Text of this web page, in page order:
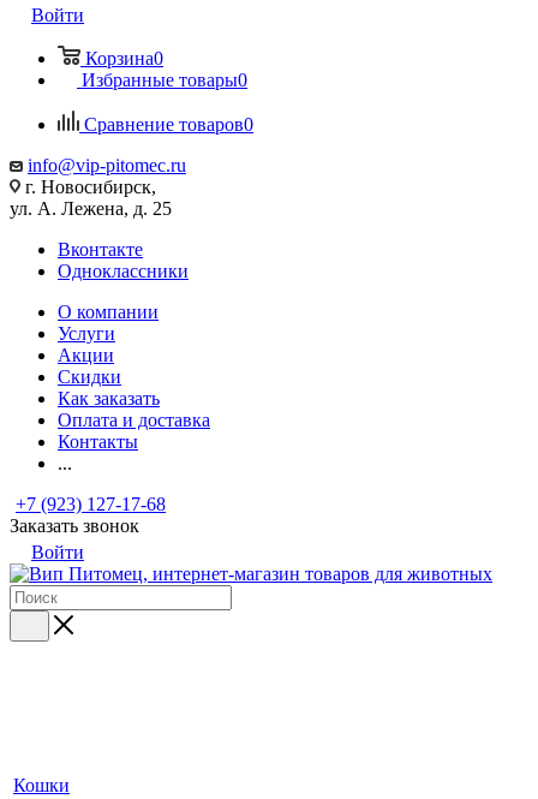
Войти
Корзина0
Избранные товары0
Сравнение товаров0
info@vip-pitomec.ru
г. Новосибирск,
ул. А. Лежена, д. 25
Вконтакте
Одноклассники
О компании
Услуги
Акции
Скидки
Как заказать
Оплата и доставка
Контакты
...
+7 (923) 127-17-68
Заказать звонок
Войти
Кошки